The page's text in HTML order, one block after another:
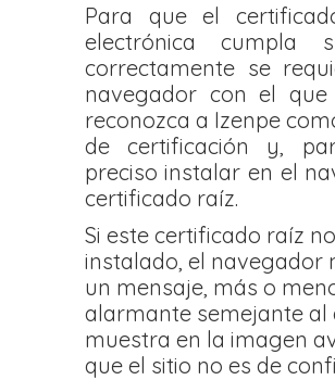
Para que el
electrónica cumpla
correctamente se
navegador con el que
reconozca a Izenpe
de certificación y,
preciso instalar en el
certificado raíz.
Si este certificado raíz
instalado, el navegador
un mensaje, más o
alarmante semejante al
muestra en la imagen
que el sitio no es de